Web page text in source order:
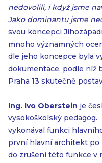
nedovolili, i když jsme
Jako dominantu jsme
svou koncepci
mnoho významných
dle jeho koncepce byla
dokumentace, podle níž
Praha 13 skutečně
Ing. Ivo Oberstein je
vysokoškolský pedagog.
vykonával funkci
první hlavní architekt po
do zrušení této funkce v